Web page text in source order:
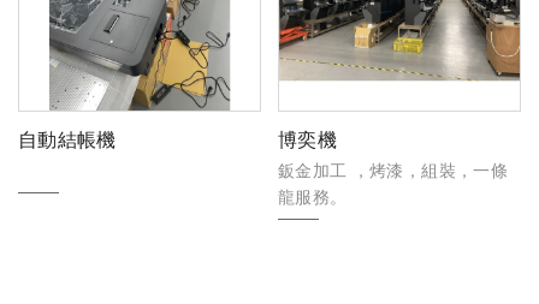
自動結帳機 博奕機
鈑金加工 ，烤漆，組裝，一條
龍服務。